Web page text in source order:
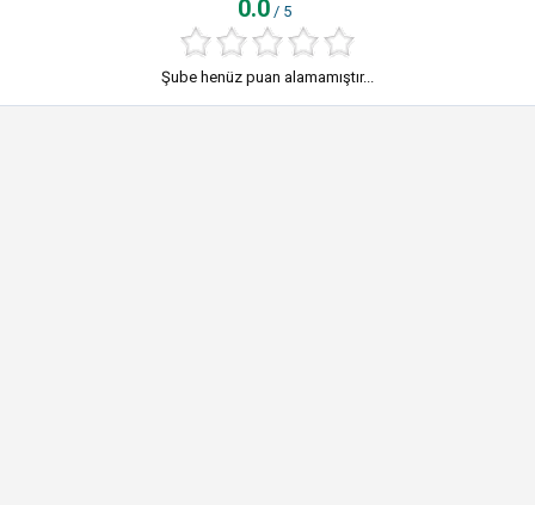
0.0 / 5
Şube henüz puan alamamıştır...